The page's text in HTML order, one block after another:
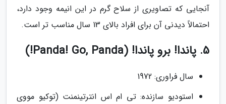
آنجایی که تصاویری از سلاح گرم در این انیمه وجود دارد،
احتمالاً دیدنی آن برای افراد بالای 13 سال مناسب تر است.
5. پاندا! برو پاندا! (Panda! Go, Panda!)
سال فراوری: 1972
استودیو سازنده: تی ام اس انترتینمنت (توکیو مووی